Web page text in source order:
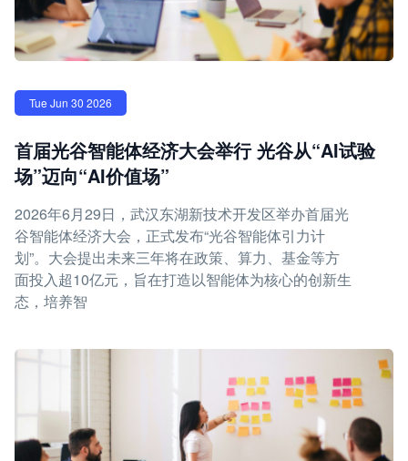
Tue Jun 30 2026
首届光谷智能体经济大会举行 光谷从“AI试验
场”迈向“AI价值场”
2026年6月29日，武汉东湖新技术开发区举办首届光
谷智能体经济大会，正式发布“光谷智能体引力计
划”。大会提出未来三年将在政策、算力、基金等方
面投入超10亿元，旨在打造以智能体为核心的创新生
态，培养智